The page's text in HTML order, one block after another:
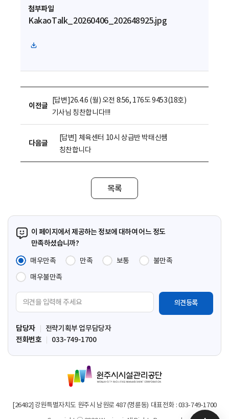
첨부파일
KakaoTalk_20260406_202648925.jpg
파
다
드
이전글
[답변]26.4.6 (월) 오전 8:56, 176도 9453(18호)
기사님 칭찬합니다!!!
다음글
[답변] 체육센터 10시 상급반 박태신쌤
칭찬합니다
목록
이 페이지에서 제공하는 정보에 대하여 어느 정도
만족하셨습니까?
매우만족
만족 보통
불만족
매우불만족
견
입
력
담당자
전략기획부 업무담당자
전화번호
033-749-1700
원
주
시
[26482] 강원특별자치도 원주시 남원로 487 (명륜동) 대표전화 : 033-749-1700